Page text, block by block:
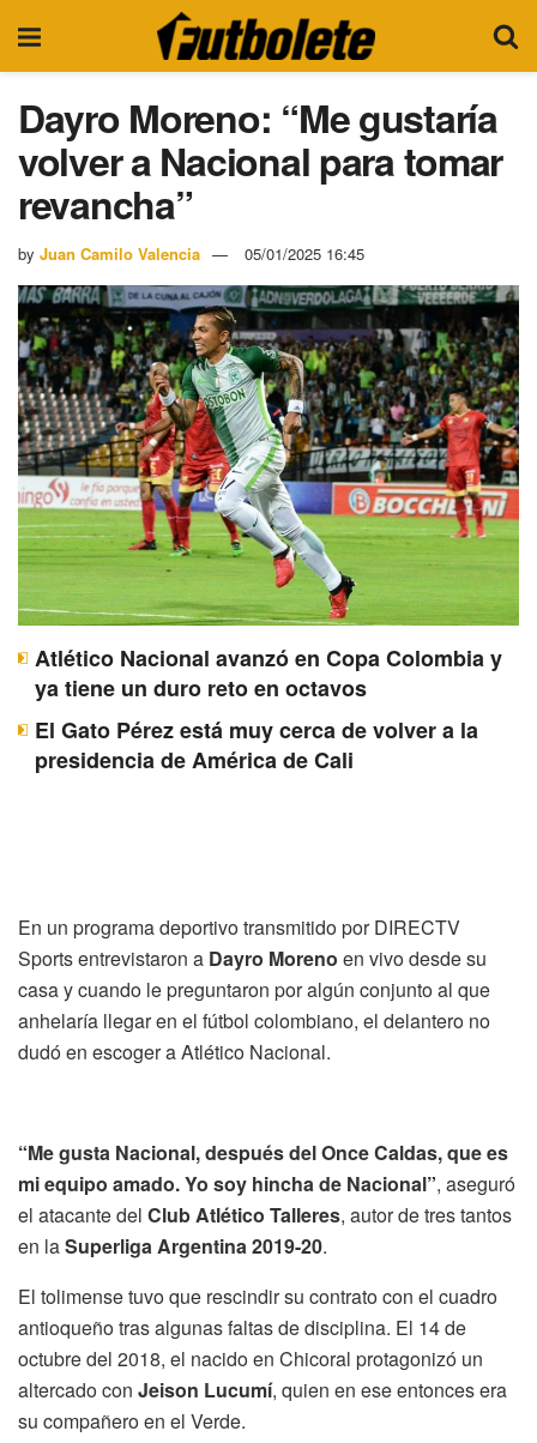
Dayro Moreno: “Me gustaría
volver a Nacional para tomar
revancha”
by Juan Camilo Valencia 05/01/2025 16:45
Atlético Nacional avanzó en Copa Colombia y
ya tiene un duro reto en octavos
El Gato Pérez está muy cerca de volver a la
presidencia de América de Cali
En un programa deportivo transmitido por DIRECTV
Sports entrevistaron a Dayro Moreno en vivo desde su
casa y cuando le preguntaron por algún conjunto al que
anhelaría llegar en el fútbol colombiano, el delantero no
dudó en escoger a Atlético Nacional.
“Me gusta Nacional, después del Once Caldas, que es
mi equipo amado. Yo soy hincha de Nacional”, aseguró
el atacante del Club Atlético Talleres, autor de tres tantos
en laSuperliga Argentina 2019-20.
El tolimense tuvo que rescindir su contrato con el cuadro
antioqueño tras algunas faltas de disciplina. El 14 de
octubre del 2018, el nacido en Chicoral protagonizó un
altercado con Jeison Lucumí, quien en ese entonces era
su compañero en el Verde.